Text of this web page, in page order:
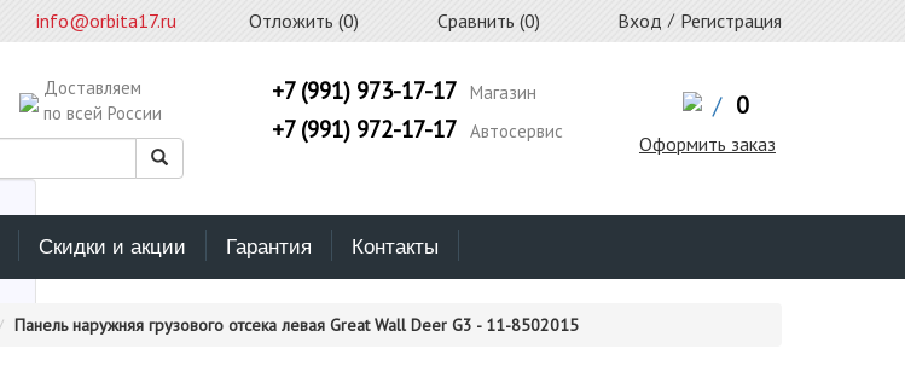
info@orbita17.ru Отложить (0) Сравнить (0) Вход / Регистрация
Доставляем
по всей России
+7 (991) 973-17-17 Магазин
+7 (991) 972-17-17 Автосервис
/ 0
Оформить заказ
Скидки и акции Гарантия Контакты
Панель наружняя грузового отсека левая Great Wall Deer G3 - 11-8502015